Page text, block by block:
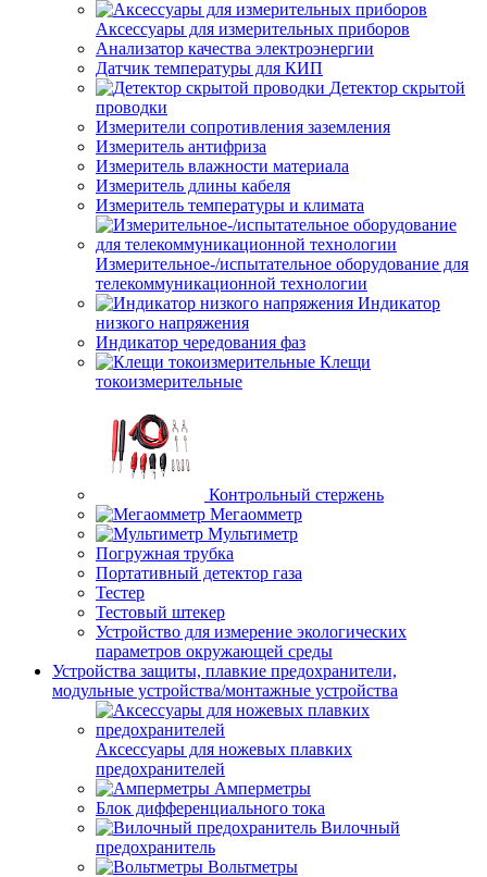
Аксессуары для измерительных приборов
Анализатор качества электроэнергии
Датчик температуры для КИП
Детектор скрытой
проводки
Измерители сопротивления заземления
Измеритель антифриза
Измеритель влажности материала
Измеритель длины кабеля
Измеритель температуры и климата
Измерительное-/испытательное оборудование для
телекоммуникационной технологии
Индикатор
низкого напряжения
Индикатор чередования фаз
Клещи
токоизмерительные
Контрольный стержень
Мегаомметр
Мультиметр
Погружная трубка
Портативный детектор газа
Тестер
Тестовый штекер
Устройство для измерение экологических
параметров окружающей среды
Устройства защиты, плавкие предохранители,
модульные устройства/монтажные устройства
Аксессуары для ножевых плавких
предохранителей
Амперметры
Блок дифференциального тока
Вилочный
предохранитель
Вольтметры